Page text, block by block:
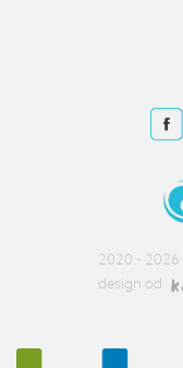
2020 -
design od